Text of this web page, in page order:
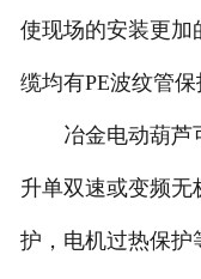
使现场的安装更加
缆均有PE波纹管
冶金电动葫芦可
升单双速或变频无
护，电机过热保护